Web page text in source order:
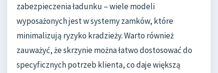
zabezpieczenia ładunku – wiele modeli
wyposażonych jest w systemy zamków, które
minimalizują ryzyko kradzieży. Warto również
zauważyć, że skrzynie można łatwo dostosować do
specyficznych potrzeb klienta, co daje większą